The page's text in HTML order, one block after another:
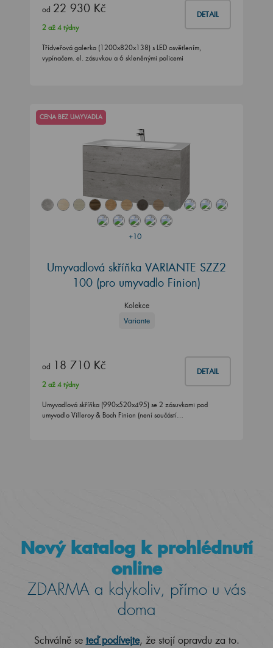
od 22 930 Kč DETAIL
2 až 4 týdny
Třídveřová galerka (1200x820x138) s LED osvětlením,
vypínačem. el. zásuvkou a 6 skleněnými policemi
+10
CENA BEZ UMYVADLA
Umyvadlová skříňka VARIANTE SZZ2
100 (pro umyvadlo Finion)
Kolekce
Variante
od 18 710 Kč DETAIL
2 až 4 týdny
Umyvadlová skříňka (990x520x495) se 2 zásuvkami pod
umyvadlo Villeroy & Boch Finion (není součástí…
Nový katalog k prohlédnutí
online
ZDARMA a kdykoliv, přímo u vás
doma
Schválně se teď podívejte, že stojí opravdu za to.